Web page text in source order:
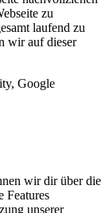
zu
laufend zu
wir auf dieser
Google
wir dir über die
Features
unserer